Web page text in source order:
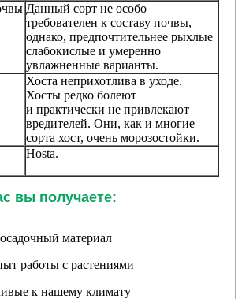
Данный сорт не особо
требователен к составу почвы,
однако, предпочтительнее рыхлые
слабокислые и умеренно
увлажненные варианты.
Хоста неприхотлива в уходе.
Хосты редко болеют
и практически не привлекают
вредителей. Они, как и многие
сорта хост, очень морозостойки.
Hosta.
вы получаете:
материал
работы с растениями
к нашему климату